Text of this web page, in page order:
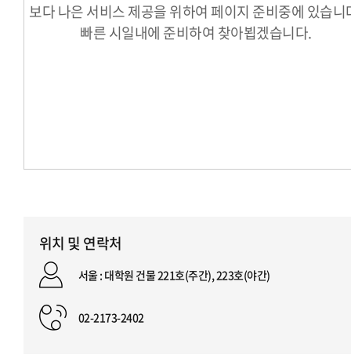
보다 나은 서비스 제공을 위하여 페이지 준비중에 있습니
빠른 시일내에 준비하여 찾아뵙겠습니다.
위치 및 연락처
서울 : 대학원 건물 221호(주간), 223호(야간)
02-2173-2402